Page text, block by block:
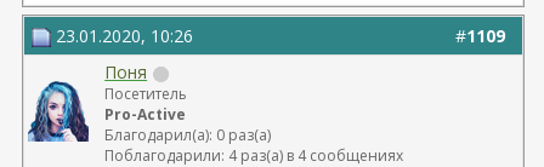
#1109
23.01.2020, 10:26
Поня
Посетитель
Pro-Active
Благодарил(а): 0 раз(а)
Поблагодарили: 4 раз(а) в 4 сообщениях